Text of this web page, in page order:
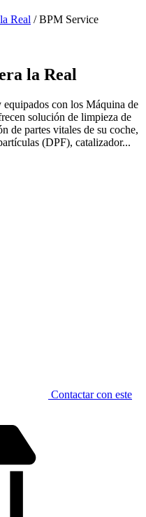
Real /BPM Service
la Real
con los Máquina de
solución de limpieza de
de partes vitales de su coche,
(DPF), catalizador...
Contactar con este